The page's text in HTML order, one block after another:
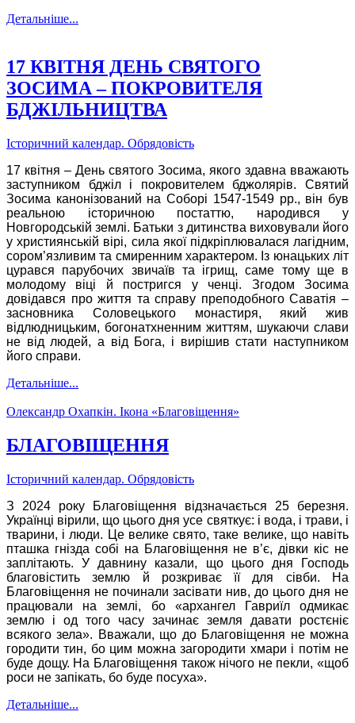
Детальніше...
17 КВІТНЯ ДЕНЬ СВЯТОГО
ЗОСИМА – ПОКРОВИТЕЛЯ
БДЖІЛЬНИЦТВА
Історичний календар. Обрядовість
17 квітня – День святого Зосима, якого здавна вважають
заступником бджіл і покровителем бджолярів. Святий
Зосима канонізований на Соборі 1547-1549 рр., він був
реальною історичною постаттю, народився у
Новгородській землі. Батьки з дитинства виховували його
у християнській вірі, сила якої підкріплювалася лагідним,
сором’язливим та смиренним характером. Із юнацьких літ
цурався парубочих звичаїв та ігрищ, саме тому ще в
молодому віці й постригся у ченці. Згодом Зосима
довідався про життя та справу преподобного Саватія –
засновника Соловецького монастиря, який жив
відлюдницьким, богонатхненним життям, шукаючи слави
не від людей, а від Бога, і вирішив стати наступником
його справи.
Детальніше...
Олександр Охапкін. Ікона «Благовіщення»
БЛАГОВІЩЕННЯ
Історичний календар. Обрядовість
З 2024 року Благовіщення відзначається 25 березня.
Українці вірили, що цього дня усе святкує: і вода, і трави, і
тварини, і люди. Це велике свято, таке велике, що навіть
пташка гнізда собі на Благовіщення не в’є, дівки кіс не
заплітають. У давнину казали, що цього дня Господь
благовістить землю й розкриває її для сівби. На
Благовіщення не починали засівати нив, до цього дня не
працювали на землі, бо «архангел Гавриїл одмикає
землю і од того часу зачинає земля давати ростєніє
всякого зела». Вважали, що до Благовіщення не можна
городити тин, бо цим можна загородити хмари і потім не
буде дощу. На Благовіщення також нічого не пекли, «щоб
роси не запікать, бо буде посуха».
Детальніше...